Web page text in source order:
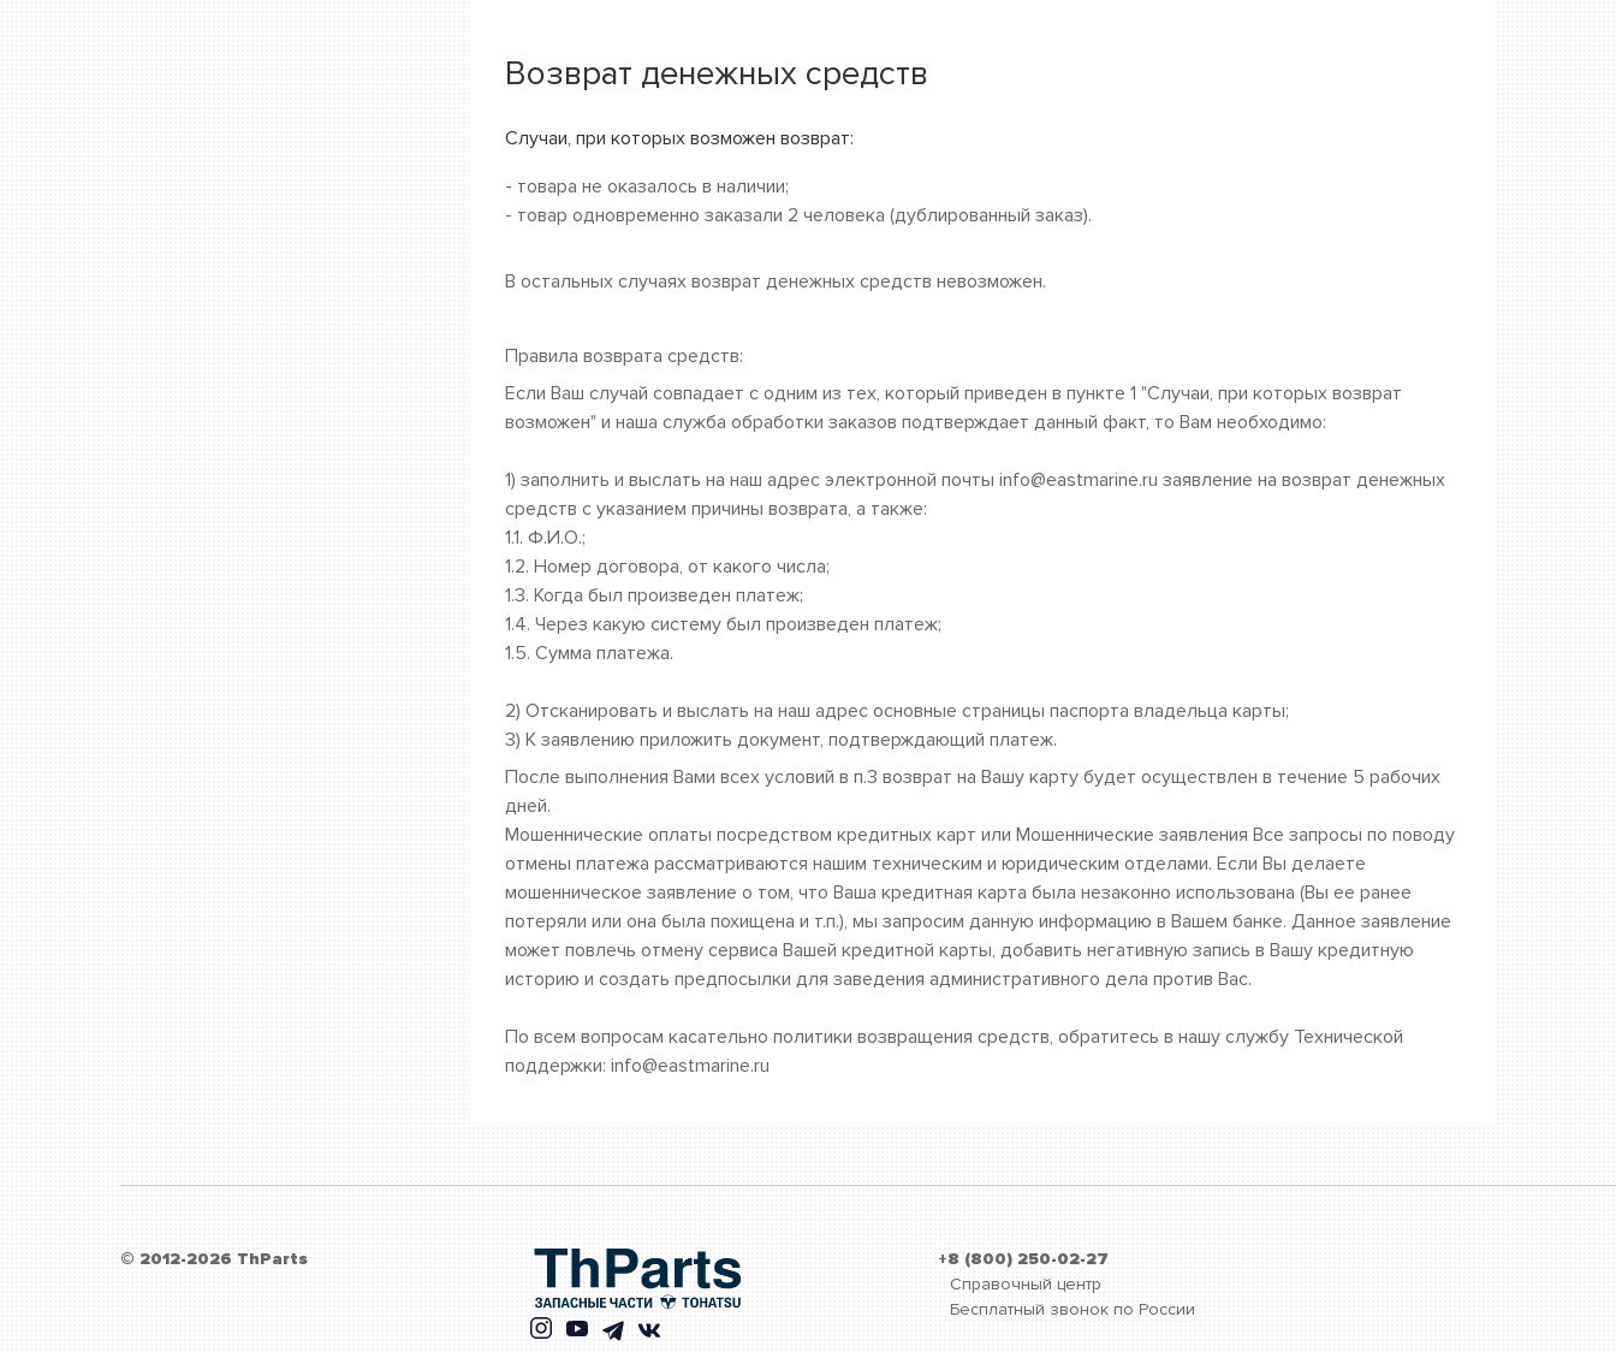
Возврат денежных средств
Случаи, при которых возможен возврат:
- товара не оказалось в наличии;
- товар одновременно заказали 2 человека (дублированный заказ).
В остальных случаях возврат денежных средств невозможен.
Правила возврата средств:
Если Ваш случай совпадает с одним из тех, который приведен в пункте 1 "Случаи, при которых возврат
возможен" и наша служба обработки заказов подтверждает данный факт, то Вам необходимо:
1) заполнить и выслать на наш адрес электронной почты info@eastmarine.ru заявление на возврат денежных
средств с указанием причины возврата, а также:
1.1. Ф.И.О.;
1.2. Номер договора, от какого числа;
1.3. Когда был произведен платеж;
1.4. Через какую систему был произведен платеж;
1.5. Сумма платежа.
2) Отсканировать и выслать на наш адрес основные страницы паспорта владельца карты;
3) К заявлению приложить документ, подтверждающий платеж.
После выполнения Вами всех условий в п.3 возврат на Вашу карту будет осуществлен в течение 5 рабочих
дней.
Мошеннические оплаты посредством кредитных карт или Мошеннические заявления Все запросы по поводу
отмены платежа рассматриваются нашим техническим и юридическим отделами. Если Вы делаете
мошенническое заявление о том, что Ваша кредитная карта была незаконно использована (Вы ее ранее
потеряли или она была похищена и т.п.), мы запросим данную информацию в Вашем банке. Данное заявление
может повлечь отмену сервиса Вашей кредитной карты, добавить негативную запись в Вашу кредитную
историю и создать предпосылки для заведения административного дела против Вас.
По всем вопросам касательно политики возвращения средств, обратитесь в нашу службу Технической
поддержки: info@eastmarine.ru
© 2012-2026 ThParts
+8 (800) 250-02-27
Справочный центр
Бесплатный звонок по России